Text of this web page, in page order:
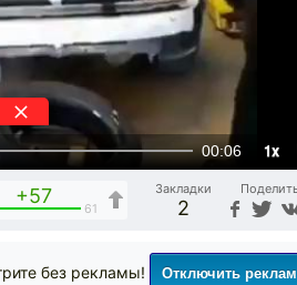
00:06 1x
+57
61
Закладки
2
без рекламы! Отключить